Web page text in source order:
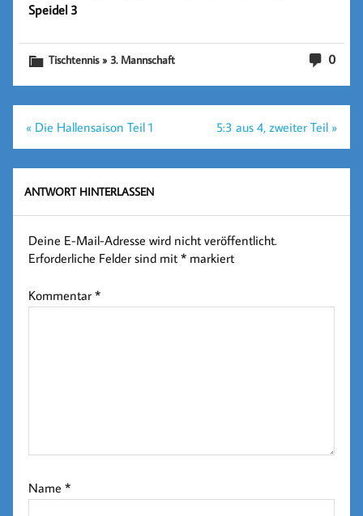
Speidel 3
0
Tischtennis » 3. Mannschaft
Beitragsnavigation
« Die Hallensaison Teil 1 5:3 aus 4, zweiter Teil »
ANTWORT HINTERLASSEN
Deine E-Mail-Adresse wird nicht veröffentlicht.
Erforderliche Felder sind mit* markiert
Kommentar*
Name*